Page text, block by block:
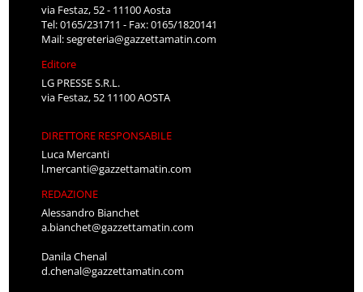
via Festaz, 52 - 11100 Aosta
Tel: 0165/231711 - Fax: 0165/1820141
Mail:segreteria@gazzettamatin.com
Editore
LG PRESSE S.R.L.
via Festaz, 52 11100 AOSTA
DIRETTORE RESPONSABILE
Luca Mercanti
l.mercanti@gazzettamatin.com
REDAZIONE
Alessandro Bianchet
a.bianchet@gazzettamatin.com
Danila Chenal
d.chenal@gazzettamatin.com